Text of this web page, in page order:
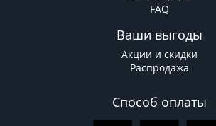
FAQ
Ваши выгоды
Акции и скидки
Распродажа
Способ оплаты